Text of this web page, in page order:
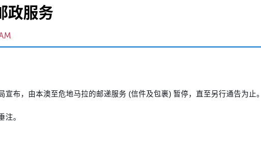
政服务
宣布，由本澳至危地马拉的邮递服务 (信件及包裹) 暂停，直至另行通告为止。
注。